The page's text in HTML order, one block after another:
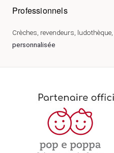
Professionnels
Crèches, revendeurs, ludothèque,
personnalisée